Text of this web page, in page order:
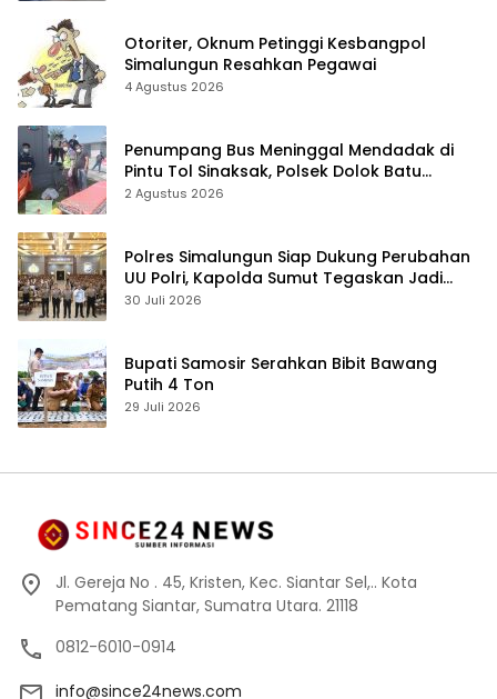
Otoriter, Oknum Petinggi Kesbangpol
Simalungun Resahkan Pegawai
4 Agustus 2026
Penumpang Bus Meninggal Mendadak di
Pintu Tol Sinaksak, Polsek Dolok Batu
Nanggar Gerak Cepat Olah TKP
2 Agustus 2026
Polres Simalungun Siap Dukung Perubahan
UU Polri, Kapolda Sumut Tegaskan Jadi
Fondasi Penguatan Profesionalisme dan
30 Juli 2026
Bupati Samosir Serahkan Bibit Bawang
Putih 4 Ton
29 Juli 2026
Jl. Gereja No . 45, Kristen, Kec. Siantar Sel,.. Kota
Pematang Siantar, Sumatra Utara. 21118
0812-6010-0914
info@since24news.com